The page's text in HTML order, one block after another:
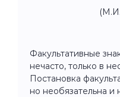
Факультативные
нечасто, только в
Постановка
но необязательна и